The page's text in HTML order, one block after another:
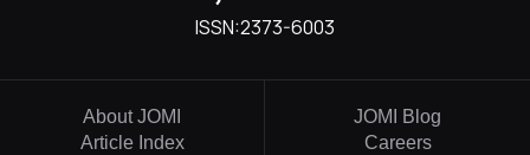
ISSN:2373-6003
About JOMI
Article Index
JOMI Blog
Careers